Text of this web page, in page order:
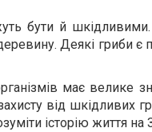
бути й
Деякі гриби є
має велике
від шкідливих
історію життя на